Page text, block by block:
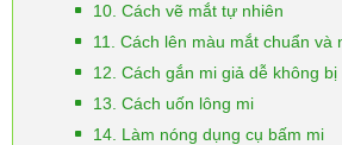
10. Cách vẽ mắt tự nhiên
11. Cách lên màu mắt chuẩn và
12. Cách gắn mi giả dễ không bị
13. Cách uốn lông mi
14. Làm nóng dụng cụ bấm mi